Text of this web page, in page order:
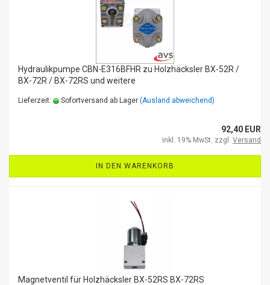
Hydraulikpumpe CBN-E316BFHR zu Holzhäcksler BX-52R /
BX-72R / BX-72RS und weitere
Lieferzeit: Sofortversand ab Lager (Ausland abweichend)
92,40 EUR
inkl. 19% MwSt. zzgl. Versand
IN DEN WARENKORB
Magnetventil für Holzhäcksler BX-52RS BX-72RS